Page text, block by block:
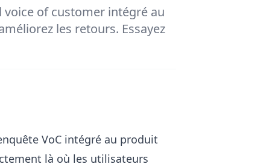
voice of customer intégré au
les retours. Essayez
VoC intégré au produit
là où les utilisateurs